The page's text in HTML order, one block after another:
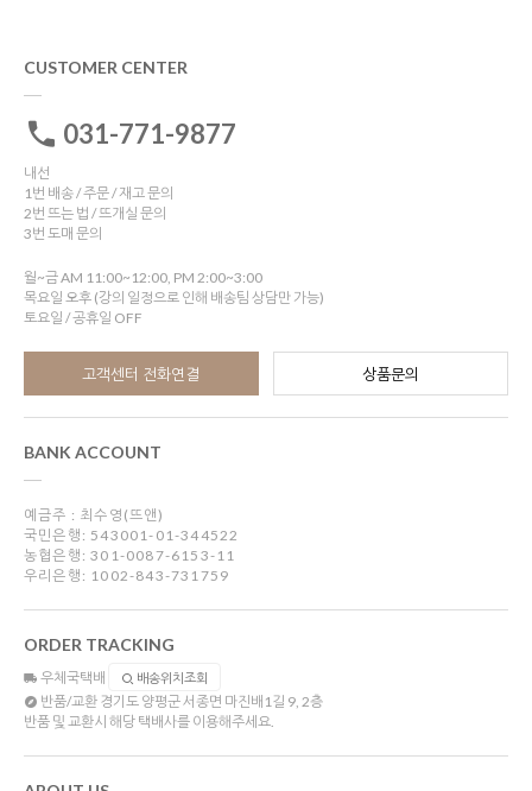
CUSTOMER CENTER
031-771-9877
내선
1번 배송 / 주문 / 재고 문의
2번 뜨는 법 / 뜨개실 문의
3번 도매 문의
월~금 AM 11:00~12:00, PM 2:00~3:00
목요일 오후 (강의 일정으로 인해 배송팀 상담만 가능)
토요일 / 공휴일 OFF
고객센터 전화연결 상품문의
BANK ACCOUNT
예금주 : 최수영(뜨앤)
국민은행: 543001-01-344522
농협은행: 301-0087-6153-11
우리은행: 1002-843-731759
ORDER TRACKING
우체국택배 배송위치조회
반품/교환 경기도 양평군 서종면 마진배1길 9, 2층
반품 및 교환시 해당 택배사를 이용해주세요.